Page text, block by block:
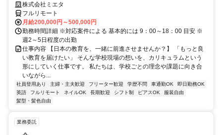
株式会社ミエタ
フルリモート
月給200,000円～500,000円
勤務時間詳細 ※対応案件による 基本的には 9：00～18：00 目安 ※
週2～5日程度の出勤
仕事内容 【日本の教育を、一緒に前進させませんか？】 「もっと良
い教育を届けたい」 そんな学校現場の想いを、カリキュラムという
形にしていく仕事です。 私たちは、学校ごとの理念や課題に向き合
いながら...
社員登用あり 主婦・主夫歓迎 フリーター歓迎 学歴不問 車通勤OK
即日勤務OK
英語
フルリモート ネイルOK 長期歓迎 シフト制 ピアスOK
服装自由
髪型・髪色自由
業務委託